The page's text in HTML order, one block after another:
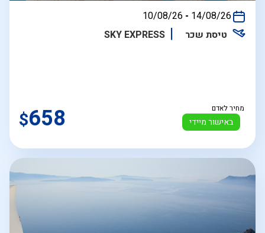
בין
10/08/26 - 14/08/26
טיסת שכר
SKY EXPRESS
באישור מיידי
מחיר לאדם $658